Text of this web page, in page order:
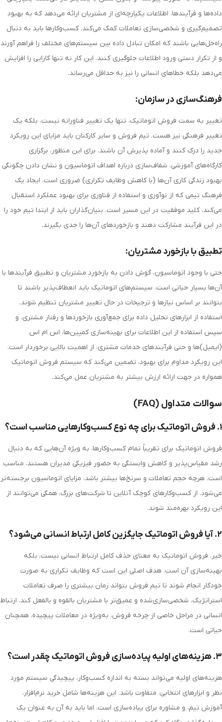
داده‌ها و فرآیندها، اطلاعات یکپارچه‌ای از مشتریان ارائه می‌دهد که به بهبود
تصمیم‌گیری و شخصی‌سازی تعاملات کمک می‌کند. کسب‌وکارها باید به دنبال
راه‌حل‌هایی باشند که امکان تبادل داده بین سیستم‌های مختلف را فراهم آورند
و از تکرار دستی ورود اطلاعات جلوگیری کنند. این کار نه تنها کارایی را افزایش
می‌دهد بلکه خطاهای انسانی را نیز به حداقل می‌رساند.
فرهنگ‌سازی در سازمان:
تغییر به سمت فروش اتوماتیک، تنها یک تغییر فناورانه نیست، بلکه یک
تغییر فرهنگی نیز هست. تیم فروش و سایر کارکنان باید مزایای این رویکرد
جدید را درک کنند و آماده پذیرش آن باشند. برای این منظور، برگزاری
کارگاه‌های آموزشی، شفاف‌سازی درباره اهداف اتوماسیون و نشان دادن چگونگی
بهبود زندگی کاری آن‌ها (با کاهش وظایف تکراری) ضروری است. ایجاد یک
فرهنگ تیمی که از نوآوری و استفاده از فناوری برای بهبود عملکرد استقبال
می‌کند، کلید موفقیت در این مسیر است. بنیان‌گذاران باید از ابتدا تیم خود را
در این فرآیند مشارکت دهند و بازخورد‌های آن‌ها را جدی بگیرند.
تطبیق با بازخورد مشتریان:
حتی با وجود اتوماسیون، گوش دادن به بازخورد مشتریان و تطبیق فرآیندها با
آن‌ها بسیار حیاتی است. سیستم‌های اتوماتیک باید انعطاف‌پذیر باشند تا
بتوانند بر اساس نیازها و ترجیحات در حال تغییر مشتریان تنظیم شوند.
استفاده از ابزارهای تحلیل داده برای جمع‌آوری بازخوردها و رفتار مشتری، و
سپس استفاده از این اطلاعات برای بهینه‌سازی کمپین‌ها، اس ام اس
(ایمیل)‌ها و حتی فرآیندهای خدمات مشتری، از اهمیت بالایی برخوردار است.
این رویکرد مداوم برای بهبود، تضمین می‌کند که سیستم فروش اتوماتیک
همواره در جهت ارائه ارزش بیشتر به مشتریان عمل می‌کند.
سوالات متداول (FAQ)
۱. فروش اتوماتیک برای چه نوع کسب‌وکارهایی مناسب است؟
فروش اتوماتیک برای تقریباً تمام کسب‌وکارها، به ویژه آن‌هایی که به دنبال
رشد مقیاس‌پذیر و کاهش وابستگی به حضور فیزیکی مدیران هستند، مناسب
است. هرچه حجم تعاملات و سرنخ‌ها بیشتر باشد، مزایای اتوماسیون برجسته‌تر
می‌شود. از کسب‌وکارهای کوچک آنلاین تا شرکت‌های بزرگ، همگی می‌توانند از
این رویکرد بهره‌مند شوند.
۲. آیا فروش اتوماتیک جایگزین کامل ارتباط انسانی می‌شود؟
خیر، فروش اتوماتیک به معنای حذف کامل ارتباط انسانی نیست، بلکه
بهینه‌سازی آن است. هدف اصلی این است که وظایف تکراری به صورت
خودکار انجام شوند تا تیم فروش بتواند زمان بیشتری را صرف تعاملات
استراتژیک، شخصی‌سازی‌شده و عمیق‌تر با مشتریان بالقوه و بالفعل کند. ارتباط
انسانی در مراحل خاصی از چرخه فروش، به‌ویژه در معاملات پیچیده، همچنان
حیاتی است.
۳. هزینه‌های اولیه پیاده‌سازی فروش اتوماتیک چقدر است؟
هزینه‌های اولیه می‌تواند بسته به اندازه کسب‌وکار، پیچیدگی سیستم مورد
نظر و ابزارهای انتخابی، متفاوت باشد. این هزینه‌ها شامل خرید نرم‌افزار،
آموزش تیم، و مشاوره برای پیاده‌سازی است. اما باید به آن به عنوان یک